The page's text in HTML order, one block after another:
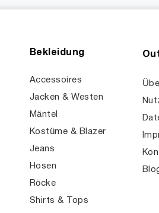
Bekleidung
Accessoires
Jacken & Westen
Mäntel
Kostüme & Blazer
Jeans
Hosen
Röcke
Shirts & Tops